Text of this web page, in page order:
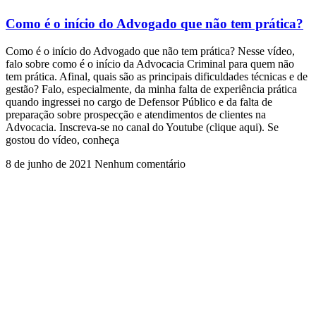
Como é o início do Advogado que não tem prática?
Como é o início do Advogado que não tem prática? Nesse vídeo,
falo sobre como é o início da Advocacia Criminal para quem não
tem prática. Afinal, quais são as principais dificuldades técnicas e de
gestão? Falo, especialmente, da minha falta de experiência prática
quando ingressei no cargo de Defensor Público e da falta de
preparação sobre prospecção e atendimentos de clientes na
Advocacia. Inscreva-se no canal do Youtube (clique aqui). Se
gostou do vídeo, conheça
8 de junho de 2021 Nenhum comentário